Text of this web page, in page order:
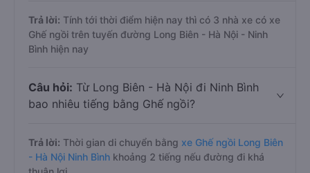
Trả lời: Tính tới thời điểm hiện nay thì có 3 nhà xe có xe
Ghế ngồi trên tuyến đường Long Biên - Hà Nội - Ninh
Bình hiện nay
Câu hỏi: Từ Long Biên - Hà Nội đi Ninh Bình
bao nhiêu tiếng bằng Ghế ngồi?
Trả lời: Thời gian di chuyển bằng xe Ghế ngồi Long Biên
- Hà Nội Ninh Bình khoảng 2 tiếng nếu đường đi khá